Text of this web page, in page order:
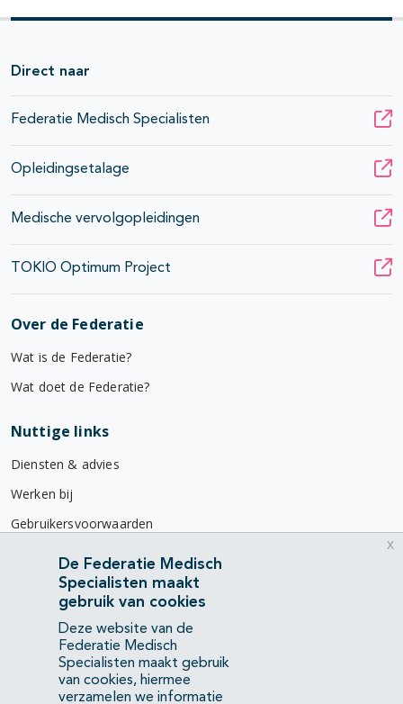
Direct naar
Federatie Medisch Specialisten
Opleidingsetalage
Medische vervolgopleidingen
TOKIO Optimum Project
Over de Federatie
Wat is de Federatie?
Wat doet de Federatie?
Nuttige links
Diensten & advies
Werken bij
Gebruikersvoorwaarden
Privacyverklaring
Contact
Mercatorlaan 1200
3528 BL Utrecht
(088) 505 34 34
De Federatie Medisch
Specialisten maakt
gebruik van cookies
Deze website van de
Federatie Medisch
Specialisten maakt gebruik
van cookies, hiermee
verzamelen we informatie
x